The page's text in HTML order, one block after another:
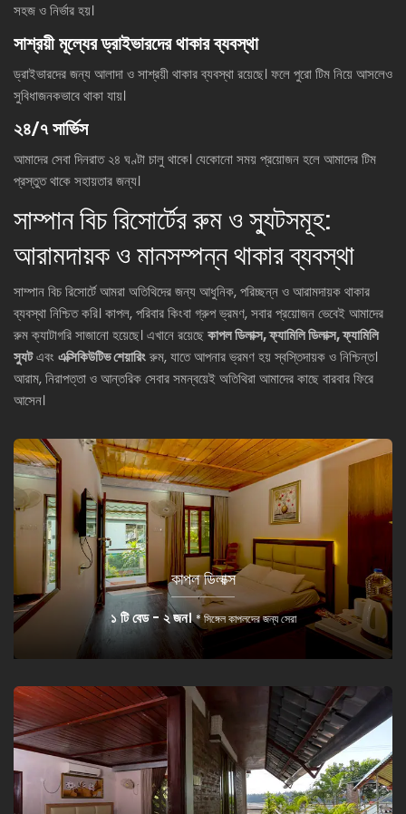
সহজ ও নির্ভার হয়।
সাশ্রয়ী মূল্যের ড্রাইভারদের থাকার ব্যবস্থা
ড্রাইভারদের জন্য আলাদা ও সাশ্রয়ী থাকার ব্যবস্থা রয়েছে। ফলে পুরো টিম নিয়ে আসলেও
সুবিধাজনকভাবে থাকা যায়।
২৪/৭ সার্ভিস
আমাদের সেবা দিনরাত ২৪ ঘণ্টা চালু থাকে। যেকোনো সময় প্রয়োজন হলে আমাদের টিম
প্রস্তুত থাকে সহায়তার জন্য।
সাম্পান বিচ রিসোর্টের রুম ও স্যুটসমূহ:
আরামদায়ক ও মানসম্পন্ন থাকার ব্যবস্থা
সাম্পান বিচ রিসোর্টে আমরা অতিথিদের জন্য আধুনিক, পরিচ্ছন্ন ও আরামদায়ক থাকার
ব্যবস্থা নিশ্চিত করি। কাপল, পরিবার কিংবা গ্রুপ ভ্রমণ, সবার প্রয়োজন ভেবেই আমাদের
রুম ক্যাটাগরি সাজানো হয়েছে। এখানে রয়েছেকাপল ডিলাক্স, ফ্যামিলি ডিলাক্স, ফ্যামিলি
স্যুটএবং এক্সিকিউটিভ শেয়ারিংরুম, যাতে আপনার ভ্রমণ হয় স্বস্তিদায়ক ও নিশ্চিন্ত।
আরাম, নিরাপত্তা ও আন্তরিক সেবার সমন্বয়েই অতিথিরা আমাদের কাছে বারবার ফিরে
আসেন।
কাপল ডিলাক্স
১ টি বেড - ২ জন।* সিঙ্গেল কাপলদের জন্য সেরা